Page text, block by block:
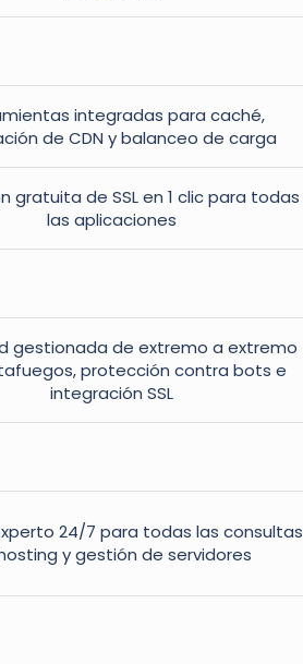
integradas para caché,
de CDN y balanceo de carga
gratuita de SSL en 1 clic para todas
las aplicaciones
gestionada de extremo a extremo
protección contra bots e
integración SSL
24/7 para todas las consultas
y gestión de servidores